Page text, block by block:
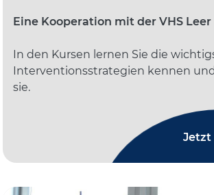
Eine Kooperation mit der VHS Leer
In den Kursen lernen Sie die
Interventionsstrategien kennen
sie.
Jetzt